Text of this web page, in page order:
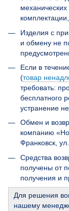
Изделия с
и обмену не
Если в
(товар
требовать:
бесплатного
устранение
Обмен и
компанию
Франковск,
Средства
получены от
получения и
Для решения
нашему